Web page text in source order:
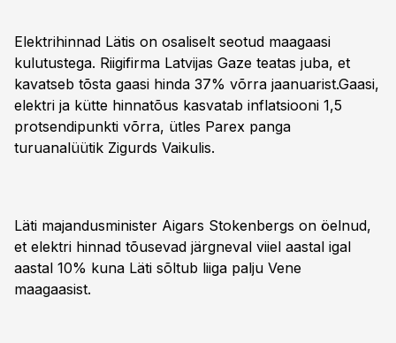
Elektrihinnad Lätis on osaliselt seotud maagaasi
kulutustega. Riigifirma Latvijas Gaze teatas juba, et
kavatseb tõsta gaasi hinda 37% võrra jaanuarist.Gaasi,
elektri ja kütte hinnatõus kasvatab inflatsiooni 1,5
protsendipunkti võrra, ütles Parex panga
turuanalüütik Zigurds Vaikulis.
Läti majandusminister Aigars Stokenbergs on öelnud,
et elektri hinnad tõusevad järgneval viiel aastal igal
aastal 10% kuna Läti sõltub liiga palju Vene
maagaasist.